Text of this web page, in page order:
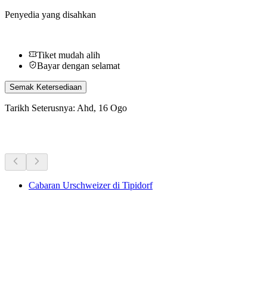
Penyedia yang disahkan
Tiket mudah alih
Bayar dengan selamat
Semak Ketersediaan
Tarikh Seterusnya: Ahd, 16 Ogo
Cabaran Urschweizer di Tipidorf